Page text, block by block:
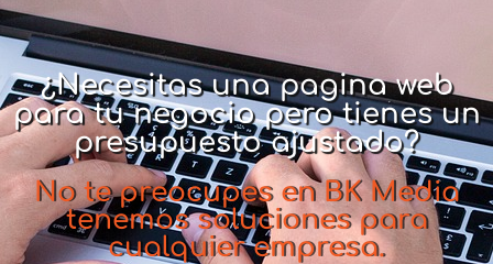
¿Necesitas una pagina web
para tu negocio pero tienes un
presupuesto ajustado?
No te preocupes en BK Media
tenemos soluciones para
cualquier empresa.